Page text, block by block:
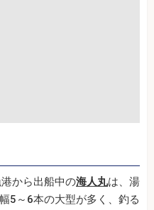
から出船中の海人丸は、湯
5～6本の大型が多く、釣る